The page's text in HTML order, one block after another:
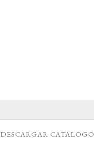
DESCARGAR CATÁLOGO